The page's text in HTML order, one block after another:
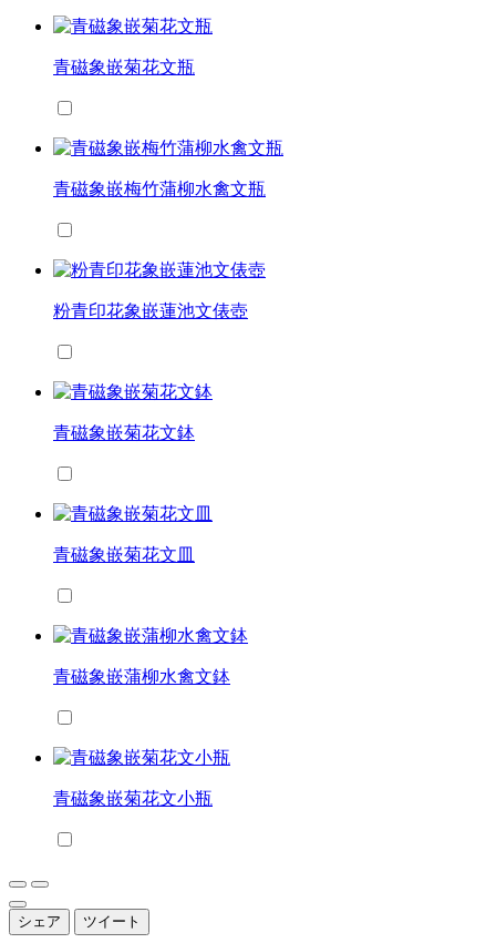
青磁象嵌菊花文瓶
青磁象嵌梅竹蒲柳水禽文瓶
粉青印花象嵌蓮池文俵壺
青磁象嵌菊花文鉢
青磁象嵌菊花文皿
青磁象嵌蒲柳水禽文鉢
青磁象嵌菊花文小瓶
シェア ツイート